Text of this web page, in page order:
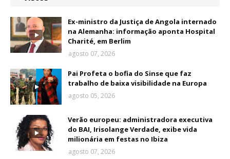
Ex-ministro da Justiça de Angola internado
na Alemanha: informação aponta Hospital
Charité, em Berlim
agosto 07, 2026
Pai Profeta o bofia do Sinse que faz
trabalho de baixa visibilidade na Europa
agosto 05, 2026
Verão europeu: administradora executiva
do BAI, Irisolange Verdade, exibe vida
milionária em festas no Ibiza
agosto 07, 2026